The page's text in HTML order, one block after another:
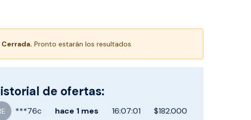
Cerrada. Pronto estarán los resultados
de ofertas:
***76c hace 1 mes 16:07:01
$182.000